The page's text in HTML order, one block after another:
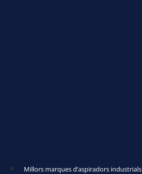
Millors marques d’aspiradors industrials